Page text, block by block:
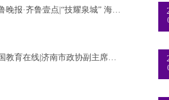
齐鲁晚报·齐鲁壹点|“技耀泉城” 海右技能
中国教育在线|济南市政协副主席姜明一行赴